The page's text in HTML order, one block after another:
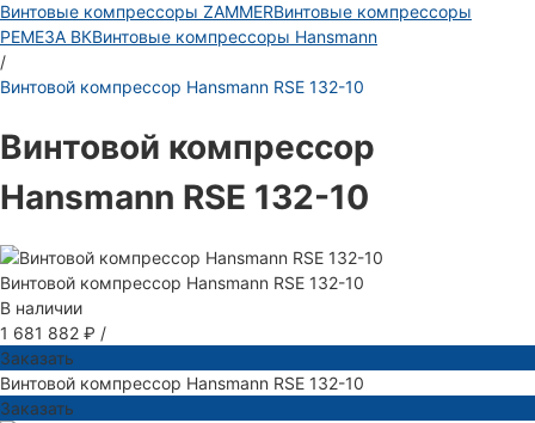
Винтовые компрессоры ZAMMERВинтовые компрессоры
РЕМЕЗА ВКВинтовые компрессоры Hansmann
/
Винтовой компрессор Hansmann RSE 132-10
Винтовой компрессор
Hansmann RSE 132-10
Винтовой компрессор Hansmann RSE 132-10
В наличии
1 681 882 ₽ /
Заказать
Винтовой компрессор Hansmann RSE 132-10
Заказать